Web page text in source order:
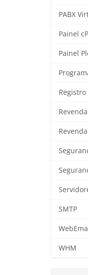
PABX
Painel
Painel
SMTP
WHM